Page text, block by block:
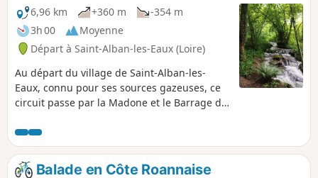
6,96 km
+360 m
-354 m
3h 00
Moyenne
Départ à Saint-Alban-les-Eaux (Loire)
Au départ du village de Saint-Alban-les-
Eaux, connu pour ses sources gazeuses, ce
circuit passe par la Madone et le Barrage de
Désert et la cascade. Points de vue du
Châtelus et du belvédère au retour.
Balade en Côte Roannaise